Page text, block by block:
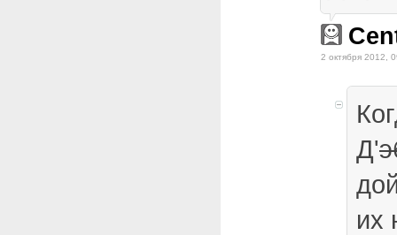
2 октября 2012,
Д'
их